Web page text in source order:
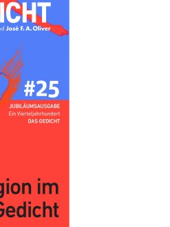
Mitgliedern
Leipzig